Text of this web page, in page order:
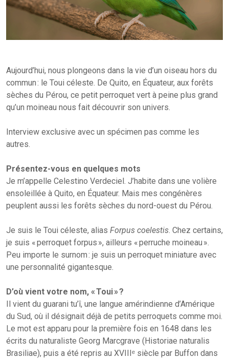
Aujourd’hui, nous plongeons dans la vie d’un oiseau hors du
commun : le Toui céleste. De Quito, en Équateur, aux forêts
sèches du Pérou, ce petit perroquet vert à peine plus grand
qu’un moineau nous fait découvrir son univers.
Interview exclusive avec un spécimen pas comme les
autres.
Présentez-vous en quelques mots
Je m’appelle Celestino Verdeciel. J’habite dans une volière
ensoleillée à Quito, en Équateur. Mais mes congénères
peuplent aussi les forêts sèches du nord-ouest du Pérou.
Je suis le Toui céleste, alias Forpus coelestis. Chez certains,
je suis « perroquet forpus », ailleurs « perruche moineau ».
Peu importe le surnom : je suis un perroquet miniature avec
une personnalité gigantesque.
D’où vient votre nom, « Toui » ?
Il vient du guarani tu’î, une langue amérindienne d’Amérique
du Sud, où il désignait déjà de petits perroquets comme moi.
Le mot est apparu pour la première fois en 1648 dans les
écrits du naturaliste Georg Marcgrave (Historiae naturalis
Brasiliae), puis a été repris au XVIIIᵉ siècle par Buffon dans